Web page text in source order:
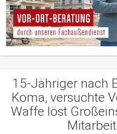
15-Jähriger nach
Koma, versuchte
Waffe löst